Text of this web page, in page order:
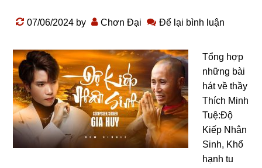
07/06/2024 by Chơn Đại Để lại bình luận
Tổng hợp
những bài
hát về thầy
Thích Minh
Tuệ:Độ
Kiếp Nhân
Sinh, Khổ
hạnh tu